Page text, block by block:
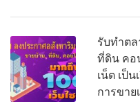
รับทำต
ที่ดิน คอ
เน็ต เป็
การขาย